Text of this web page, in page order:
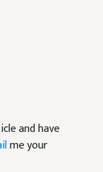
and have
me your